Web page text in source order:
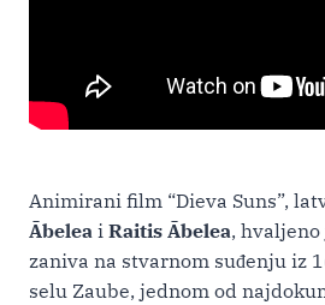
Animirani film “Dieva Suns”,
ĀbeleaiRaitis Ābelea,
zaniva na stvarnom suđenju iz
selu Zaube, jednom od